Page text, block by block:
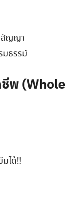
สัญญา
มธรรม์
พ (Whole
มได้!!